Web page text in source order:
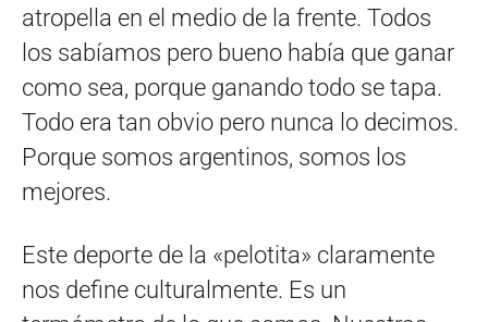
atropella en el medio de la frente. Todos
los sabíamos pero bueno había que ganar
como sea, porque ganando todo se tapa.
Todo era tan obvio pero nunca lo decimos.
Porque somos argentinos, somos los
mejores.
Este deporte de la «pelotita» claramente
nos define culturalmente. Es un